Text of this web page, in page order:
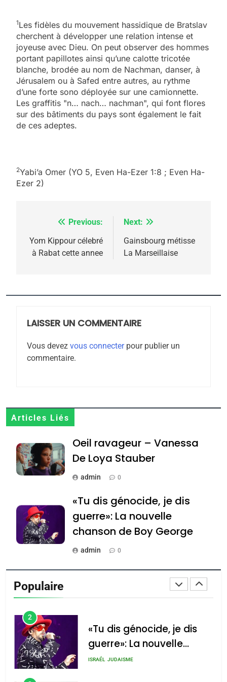
1Les fidèles du mouvement hassidique de Bratslav
cherchent à développer une relation intense et
joyeuse avec Dieu. On peut observer des hommes
portant papillotes ainsi qu’une calotte tricotée
blanche, brodée au nom de Nachman, danser, à
Jérusalem ou à Safed entre autres, au rythme
d’une forte sono déployée sur une camionnette.
Les graffitis "n… nach… nachman", qui font flores
sur des bâtiments du pays sont également le fait
de ces adeptes.
2Yabi’a Omer (YO 5, Even Ha-Ezer 1:8 ; Even Ha-
Ezer 2)
Navigation
de
Previous:
Yom Kippour célebré
à Rabat cette annee
Next:
Gainsbourg métisse
La Marseillaise
LAISSER UN COMMENTAIRE
Vous devez vous connecterpour publier un
commentaire.
Articles Liés
Oeil ravageur – Vanessa
De Loya Stauber
admin 0
«Tu dis génocide, je dis
guerre»: La nouvelle
chanson de Boy George
admin 0
Tout sur la Nostalgie
נשיא המדינה יצחק
הרצוג נפגש עם
נשיא ארגנטינה
חוויאר מיליי, במשכן
הנשיא בירושלים.
Accords d’Isaac: l’alliance
pourrait s’étendre à 13
pays d’Amérique latine
Populaire
2025, l’année la plus
meurtrière selon le
rapport d’ADL contre
FRANCE ISRAÉL
FIÈRE, DIGNE ET RÉSILIENTE :
MA JUDAÏTE par Thérèse
ISRAÉL JUDAISME
7
8
Tafraout, le miel de Tadla
Azilal consacrés produits
du terroir
DAFINA MAROC
Oeil ravageur – Vanessa
De Loya Stauber
guerre»: La nouvelle
chanson de Boy George
3
Tout sur la Nostalgie